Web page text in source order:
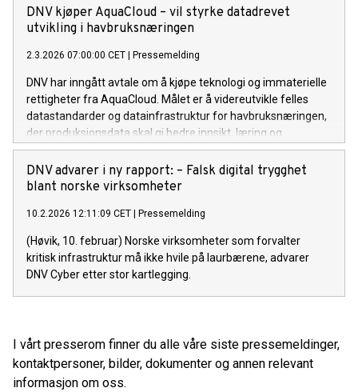
kontinuerlig kvalitetssikring for å sikre ansvarlig bruk.
DNV kjøper AquaCloud – vil styrke datadrevet
utvikling i havbruksnæringen
2.3.2026 07:00:00 CET | Pressemelding
DNV har inngått avtale om å kjøpe teknologi og immaterielle
rettigheter fra AquaCloud. Målet er å videreutvikle felles
datastandarder og datainfrastruktur for havbruksnæringen,
der produksjonsdata skal gi bedre innsikt, læring og
beslutningsstøtte – og bidra til økt fiskevelferd og
effektivitet i næringen.
DNV advarer i ny rapport: – Falsk digital trygghet
blant norske virksomheter
10.2.2026 12:11:09 CET | Pressemelding
(Høvik, 10. februar) Norske virksomheter som forvalter
kritisk infrastruktur må ikke hvile på laurbærene, advarer
DNV Cyber etter stor kartlegging.
I vårt presserom finner du alle våre siste pressemeldinger,
kontaktpersoner, bilder, dokumenter og annen relevant
informasjon om oss.